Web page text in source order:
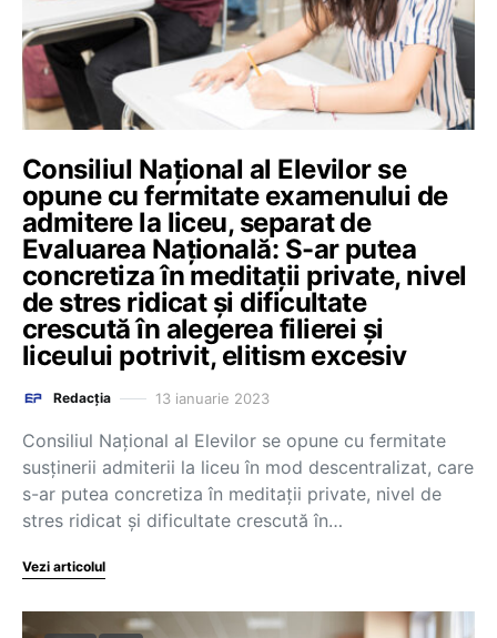
Consiliul Național al Elevilor se
opune cu fermitate examenului de
admitere la liceu, separat de
Evaluarea Națională: S-ar putea
concretiza în meditații private, nivel
de stres ridicat și dificultate
crescută în alegerea filierei și
liceului potrivit, elitism excesiv
Redacția 13 ianuarie 2023
Consiliul Național al Elevilor se opune cu fermitate
susținerii admiterii la liceu în mod descentralizat, care
s-ar putea concretiza în meditații private, nivel de
stres ridicat și dificultate crescută în…
Vezi articolul